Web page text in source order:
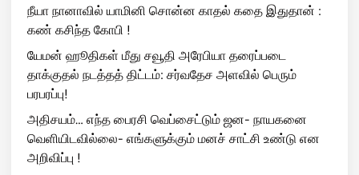
நீயா நானாவில் யாமினி சொன்ன காதல் கதை இதுதான் :
கண் கசிந்த கோபி !
யேமன் ஹூதிகள் மீது சவூதி அரேபியா தரைப்படை
தாக்குதல் நடத்தத் திட்டம்: சர்வதேச அளவில் பெரும்
பரபரப்பு!
அதிசயம்… எந்த பைரசி வெப்சைட்டும் ஜன- நாயகனை
வெளியிடவில்லை- எங்களுக்கும் மனச் சாட்சி உண்டு என
அறிவிப்பு !